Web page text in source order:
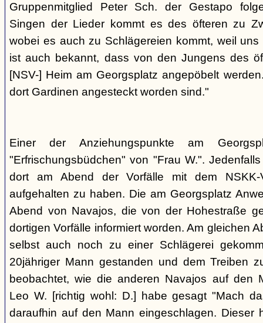
Gruppenmitglied Peter Sch. der Gestapo
Singen der Lieder kommt es des öfteren zu
wobei es auch zu Schlägereien kommt, weil
ist auch bekannt, dass von den Jungens des
[NSV-] Heim am Georgsplatz angepöbelt
dort Gardinen angesteckt worden sind."
Einer der Anziehungspunkte am
"Erfrischungsbüdchen" von "Frau W.".
dort am Abend der Vorfälle mit dem NSKK-
aufgehalten zu haben. Die am Georgsplatz
Abend von Navajos, die von der Hohestraße
dortigen Vorfälle informiert worden. Am gleichen
selbst auch noch zu einer Schlägerei
20jähriger Mann gestanden und dem Treiben
beobachtet, wie die anderen Navajos auf den
Leo W. [richtig wohl: D.] habe gesagt "Mach
daraufhin auf den Mann eingeschlagen. Dieser